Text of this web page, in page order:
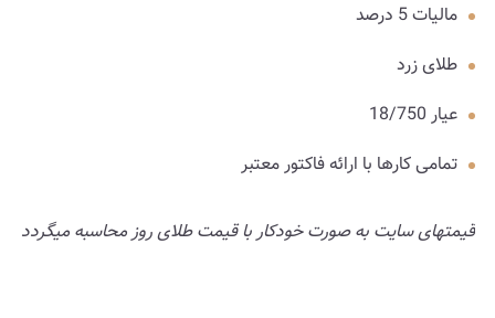
مالیات 5 درصد
طلای زرد
عیار 18/750
تمامی کارها با ارائه فاکتور معتبر
قیمتهای سایت به صورت خودکار با قیمت طلای روز محاسبه میگردد